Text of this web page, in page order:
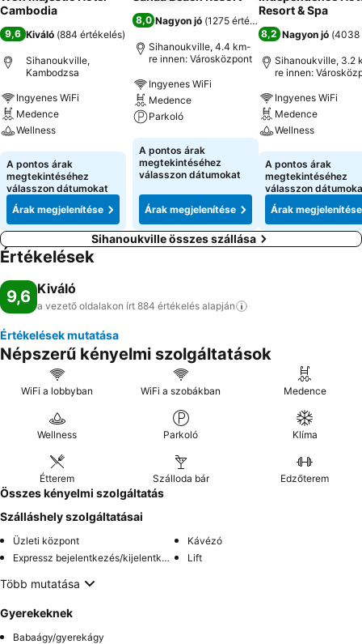
Cambodia
9,6 Kiváló (884 értékelés)
Sihanoukville,
Kambodzsa
Ingyenes WiFi
Medence
Wellness
Árak megjelenítése
A pontos árak
megtekintéséhez
válasszon dátumokat
Árak megjelenítése
8,0 Nagyon jó (1275 értékelés
Sihanoukville, 4.4 km-
re innen: Városközpont
Ingyenes WiFi
Medence
Parkoló
Árak megjelenítése
A pontos árak
megtekintéséhez
válasszon dátumokat
Árak megjelenítése
Resort & Spa
8,2 Nagyon jó (4038
Sihanoukville, 3.2
re innen:
Ingyenes WiFi
Medence
Wellness
Árak
A pontos árak
megtekintéséhez
válasszon
Árak megjelenítése
Sihanoukville összes szállása
Értékelések
9,6 Kiváló
a vezető oldalakon írt 884 értékelés alapján
Értékelések mutatása
Népszerű kényelmi szolgáltatások
WiFi a lobbyban WiFi a szobákban Medence
Wellness Parkoló Klíma
Étterem Szálloda bár Edzőterem
Összes kényelmi szolgáltatás
Szálláshely szolgáltatásai
Üzleti központ
Kávézó
Expressz bejelentkezés/kijelentkezés
Lift
Több mutatása
Gyerekeknek
Babaágy/gyerekágy